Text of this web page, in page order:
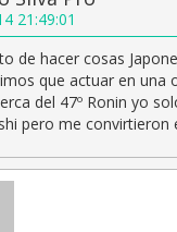
21:49:01
de hacer cosas
que actuar en una
del 47º Ronin yo
pero me convirtieron